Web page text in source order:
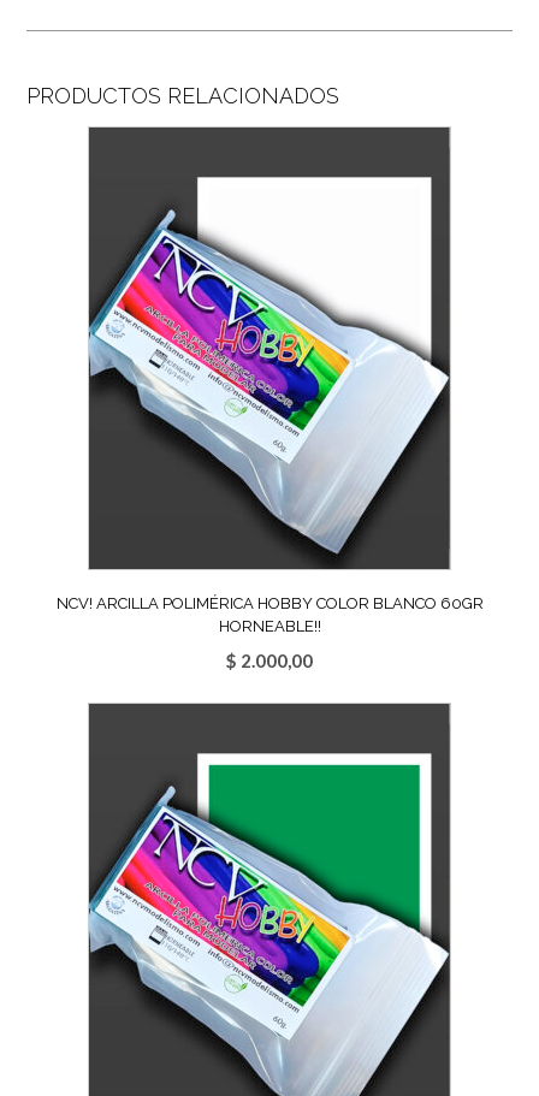
PRODUCTOS RELACIONADOS
NCV! ARCILLA POLIMÉRICA HOBBY COLOR BLANCO 60GR
HORNEABLE!!
$ 2.000,00